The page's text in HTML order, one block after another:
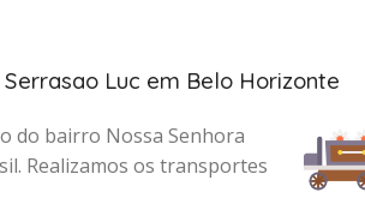
Luc em Belo Horizonte
do bairro Nossa Senhora
Realizamos os transportes